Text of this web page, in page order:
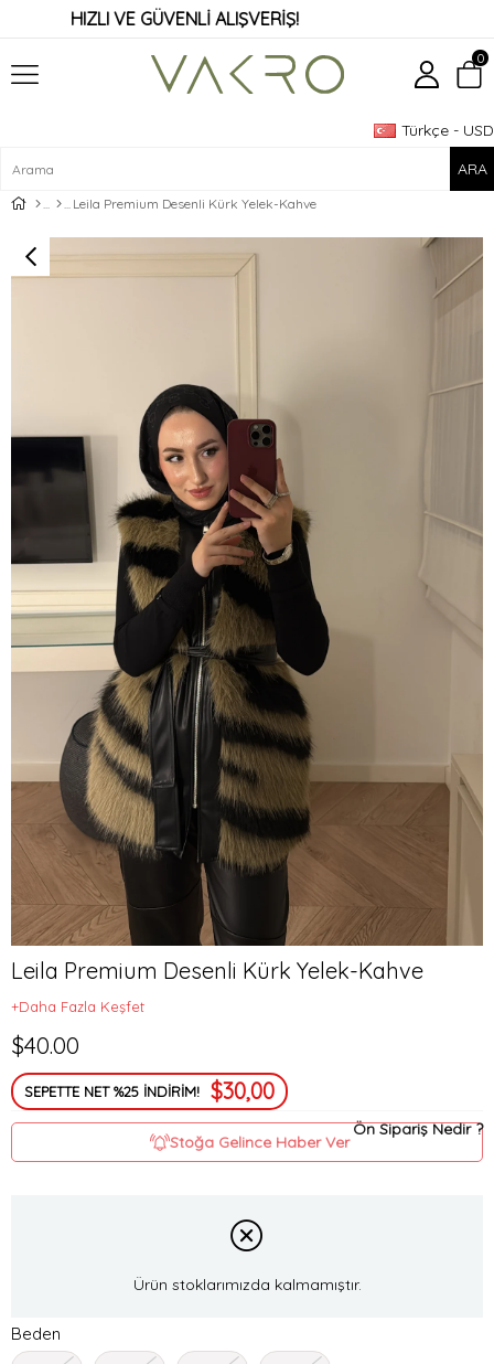
HIZLI VE GÜVENLİ ALIŞVERİŞ!
Türkçe - USD
0
Leila Premium Desenli Kürk Yelek-Kahve
Leila Premium Desenli Kürk Yelek-Kahve
+Daha Fazla Keşfet
$40.00
SEPETTE NET %25 İNDİRİM! $30,00
Ön Sipariş Nedir ?
Stoğa Gelince Haber Ver
Ürün stoklarımızda kalmamıştır.
Beden